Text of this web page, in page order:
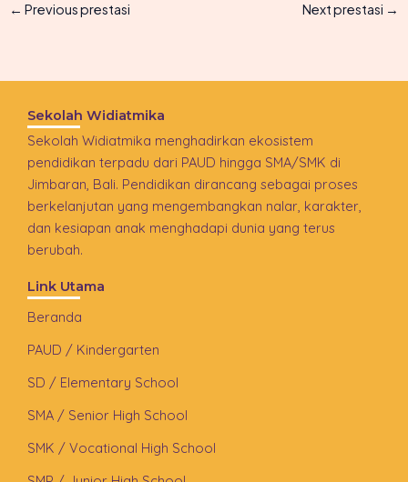
← Previous prestasi Next prestasi →
Sekolah Widiatmika
Sekolah Widiatmika menghadirkan ekosistem
pendidikan terpadu dari PAUD hingga SMA/SMK di
Jimbaran, Bali. Pendidikan dirancang sebagai proses
berkelanjutan yang mengembangkan nalar, karakter,
dan kesiapan anak menghadapi dunia yang terus
berubah.
Link Utama
Beranda
PAUD / Kindergarten
SD / Elementary School
SMA / Senior High School
SMK / Vocational High School